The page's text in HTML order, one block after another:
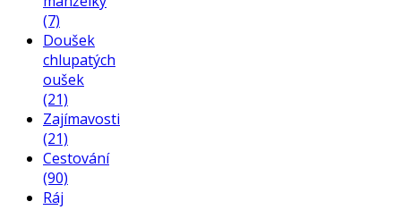
(7)
Doušek
chlupatých
oušek
(21)
Zajímavosti
(21)
Cestování
(90)
Ráj